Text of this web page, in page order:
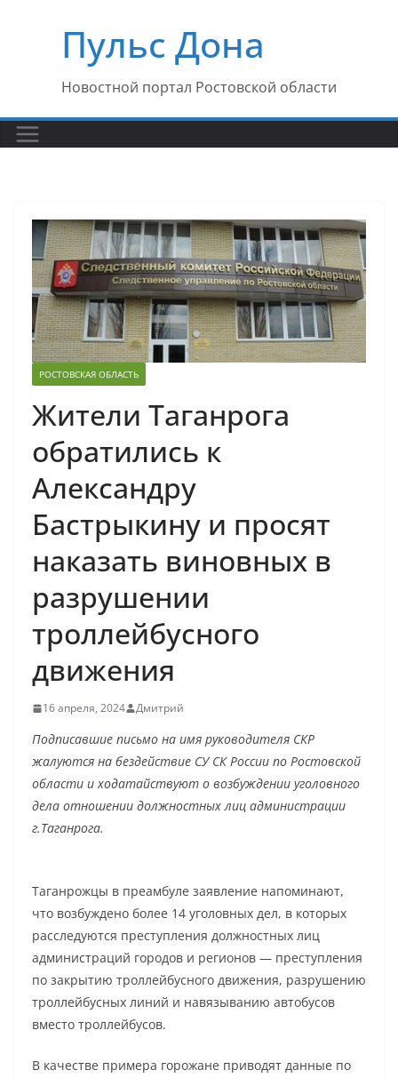
содержимомуПульс Дона
Новостной портал Ростовской области
РОСТОВСКАЯ ОБЛАСТЬ
Жители Таганрога
обратились к
Александру
Бастрыкину и просят
наказать виновных в
разрушении
троллейбусного
движения
16 апреля, 2024 Дмитрий
Подписавшие письмо на имя руководителя СКР
жалуются на бездействие СУ СК России по Ростовской
области и ходатайствуют о возбуждении уголовного
дела отношении должностных лиц администрации
г.Таганрога.
Таганрожцы в преамбуле заявление напоминают,
что возбуждено более 14 уголовных дел, в которых
расследуются преступления должностных лиц
администраций городов и регионов — преступления
по закрытию троллейбусного движения, разрушению
троллейбусных линий и навязыванию автобусов
вместо троллейбусов.
В качестве примера горожане приводят данные по